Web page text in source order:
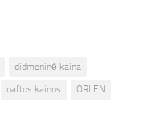
didmeninė kaina
naftos kainos
ORLEN